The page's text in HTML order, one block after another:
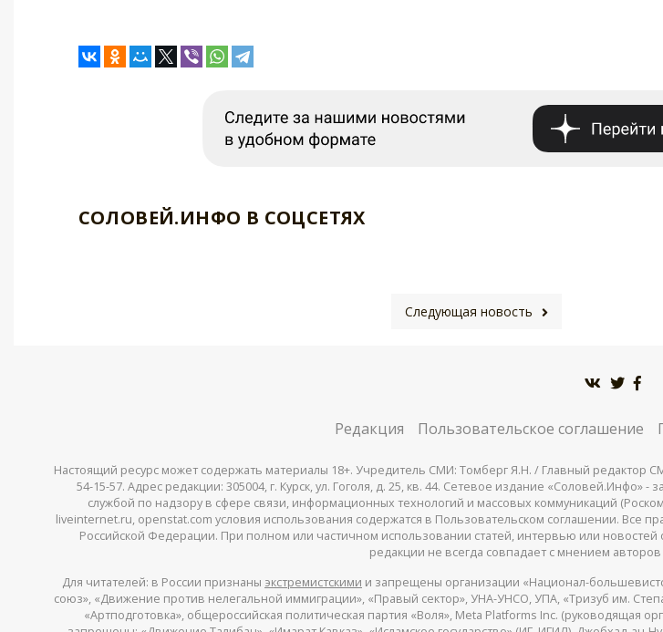
СОЛОВЕЙ.ИНФО В СОЦСЕТЯХ
Следующая новость
Редакция Пользовательское соглашение
Настоящий ресурс может содержать материалы 18+. Учредитель СМИ: Томберг Я.Н. / Главный редактор
54-15-57. Адрес редакции: 305004, г. Курск, ул. Гоголя, д. 25, кв. 44. Сетевое издание «Соловей.Инфо» -
службой по надзору в сфере связи, информационных технологий и массовых коммуникаций
liveinternet.ru, openstat.com условия использования содержатся в Пользовательском соглашении.
Российской Федерации. При полном или частичном использовании статей, интервью или
редакции не всегда совпадает с мнением
Для читателей: в России признаны экстремистскими и запрещены организации «Национал-
союз», «Движение против нелегальной иммиграции», «Правый сектор», УНА-УНСО, УПА, «Тризуб им.
«Артподготовка», общероссийская политическая партия «Воля», Meta Platforms Inc. (руководящая